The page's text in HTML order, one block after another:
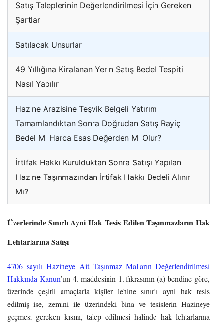
Satış Taleplerinin Değerlendirilmesi İçin Gereken
Şartlar
Satılacak Unsurlar
49 Yıllığına Kiralanan Yerin Satış Bedel Tespiti
Nasıl Yapılır
Hazine Arazisine Teşvik Belgeli Yatırım
Tamamlandıktan Sonra Doğrudan Satış Rayiç
Bedel Mi Harca Esas Değerden Mi Olur?
İrtifak Hakkı Kurulduktan Sonra Satışı Yapılan
Hazine Taşınmazından İrtifak Hakkı Bedeli Alınır
Mı?
Üzerlerinde Sınırlı Ayni Hak Tesis Edilen Taşınmazların Hak
Lehtarlarına Satışı
4706 sayılı Hazineye Ait Taşınmaz Malların Değerlendirilmesi
Hakkında Kanun’un 4. maddesinin 1. fıkrasının (a) bendine göre,
üzerinde çeşitli amaçlarla kişiler lehine sınırlı ayni hak tesis
edilmiş ise, zemini ile üzerindeki bina ve tesislerin Hazineye
geçmesi gereken kısmı, talep edilmesi halinde hak lehtarlarına